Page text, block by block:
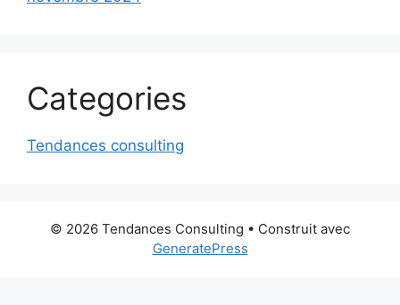
Categories
Tendances consulting
© 2026 Tendances Consulting • Construit avec
GeneratePress